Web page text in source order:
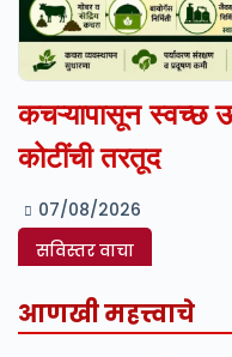
कचऱ्यापासून स्वच्छ
कोटींची तरतूद
07/08/2026
सविस्तर वाचा
आणखी महत्त्वाचे